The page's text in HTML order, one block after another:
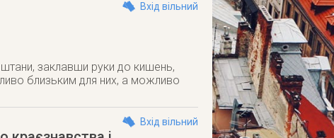
Вхід вільний
штани, заклавши руки до кишень,
близьким для них, а можливо
Вхід вільний